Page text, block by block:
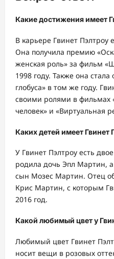
Какие достижения имеет
В карьере Гвинет Пэлтроу
Она получила премию
женская роль» за фильм
1998 году. Также она
глобуса» в том же году.
своими ролями в фильмах
человек» и «Виртуальная
Каких детей имеет Гвинет
У Гвинет Пэлтроу есть
родила дочь Эпл Мартин,
сын Мозес Мартин. Отец
Крис Мартин, с которым
2016 год.
Какой любимый цвет у
Любимый цвет Гвинет
носит вещи в розовых